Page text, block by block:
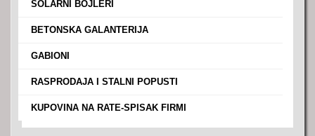
SOLARNI BOJLERI
BETONSKA GALANTERIJA
GABIONI
RASPRODAJA I STALNI POPUSTI
KUPOVINA NA RATE-SPISAK FIRMI